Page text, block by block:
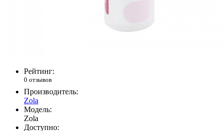
Рейтинг:
0 отзывов
Производитель:
Zola
Модель:
Zola
Доступно: